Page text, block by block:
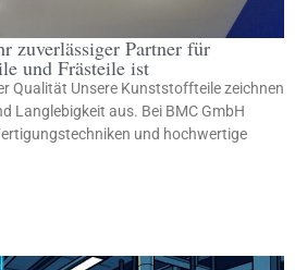
zuverlässiger Partner für
und Frästeile ist
Qualität Unsere Kunststoffteile zeichnen
Langlebigkeit aus. Bei BMC GmbH
und hochwertige